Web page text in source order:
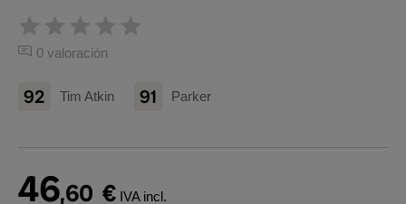
0 valoración
92 Tim Atkin 91 Parker
46,60 € IVA incl.